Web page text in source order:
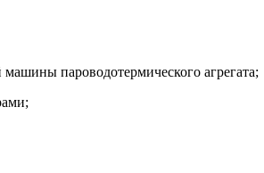
пароводотермического агрегата;